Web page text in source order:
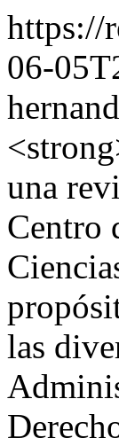
https://
06-
una
Centro
las